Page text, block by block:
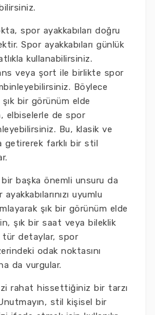
spor ayakkabıları doğru
Spor ayakkabıları günlük
kullanabilirsiniz.
veya şort ile birlikte spor
Böylece
bir görünüm elde
elbiselerle de spor
Bu, klasik ve
getirerek farklı bir stil
başka önemli unsuru da
uyumlu
şık bir görünüm elde
şık bir saat veya bileklik
tür detaylar, spor
odak noktasını
da vurgular.
rahat hissettiğiniz bir tarzı
stil kişisel bir